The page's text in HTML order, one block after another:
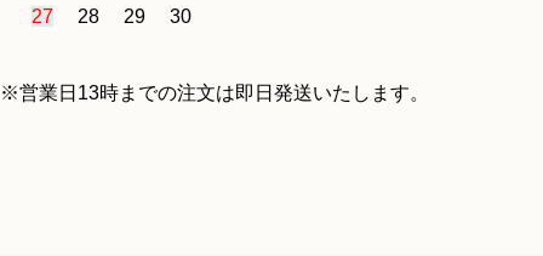
27 28 29 30
※営業日13時までの注文は即日発送いたします。